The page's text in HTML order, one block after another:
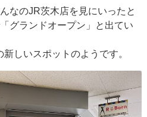
なのJR茨木店を見にいったと
グランドオープン」と出てい
しいスポットのようです。